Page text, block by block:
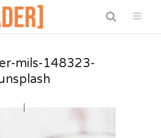
mils-148323-